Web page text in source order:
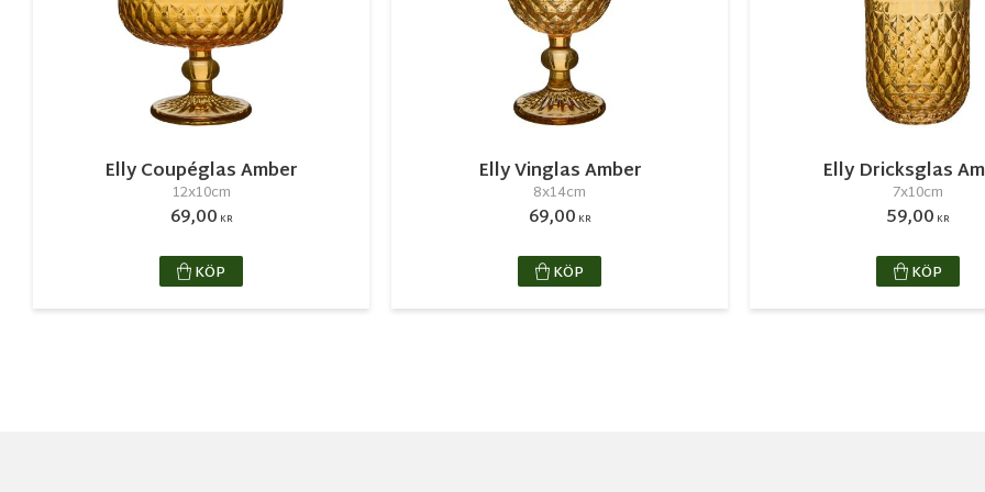
Elly Coupéglas Amber
12x10cm
69,00 KR
KÖP
Elly Vinglas Amber
8x14cm
69,00 KR
KÖP
Elly Dricksglas
7x10cm
59,00 KR
KÖP